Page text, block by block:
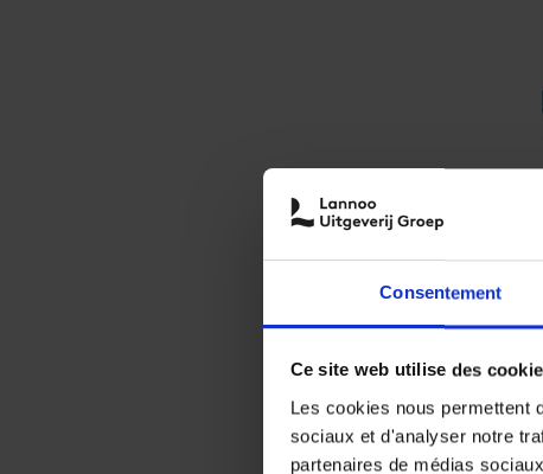
Consentement
Ce site web utilise des
Les cookies nous permettent
sociaux et d'analyser notre
partenaires de médias